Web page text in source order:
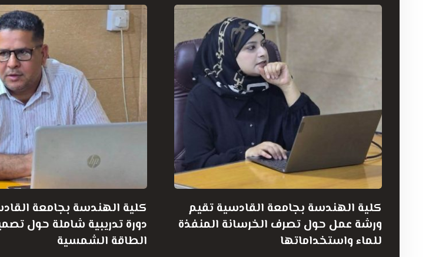
كلية الهندسة بجامعة القادسية تقيم
ورشة عمل حول تصرف الخرسانة المنفذة
للماء واستخداماتها
كلية الهندسة بجامعة
دورة تدريبية شاملة حول
الطاقة الشمسية